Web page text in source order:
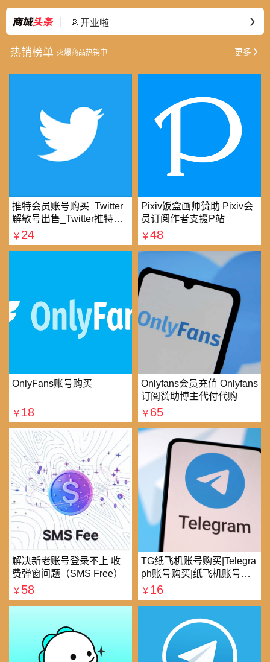
🥁开业啦
热销榜单 火爆商品热销中 更多
推特会员账号购买_Twitter
解敏号出售_Twitter推特账
号购买批发平台
￥ 24
Pixiv饭盒画师赞助 Pixiv会
员订阅作者支援P站
￥48
OnlyFans账号购买
￥ 18
Onlyfans会员充值 Onlyfans
订阅赞助博主代付代购
￥ 65
解决新老账号登录不上 收
费弹窗问题（SMS Free）
￥ 58
TG纸飞机账号购买|Telegra
ph账号购买|纸飞机账号购
买|电报账号购买
￥ 16